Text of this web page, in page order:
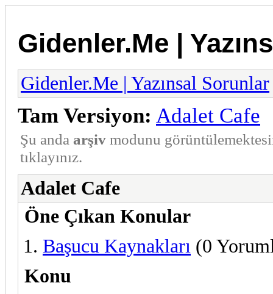
Gidenler.Me |
Gidenler.Me | Yazınsal Sorunlar
Tam Versiyon: Adalet Cafe
Şu anda arşiv modunu
tıklayınız.
Adalet Cafe
Öne Çıkan Konular
Başucu Kaynakları (0
Konu